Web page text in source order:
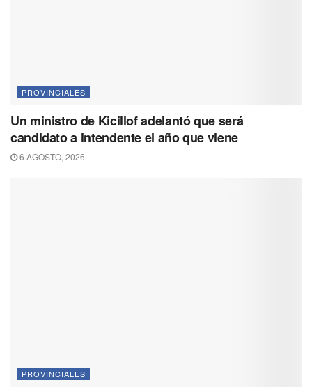
PROVINCIALES
Un ministro de Kicillof adelantó que será
candidato a intendente el año que viene
6 AGOSTO, 2026
PROVINCIALES